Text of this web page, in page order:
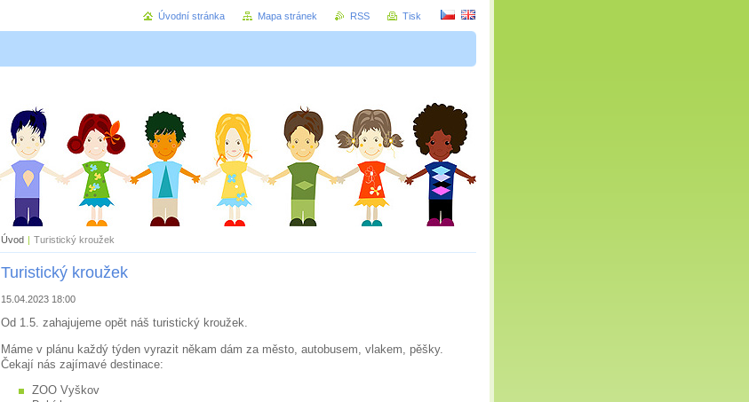
Úvod | Turistický kroužek
Turistický kroužek
15.04.2023 18:00
Od 1.5. zahajujeme opět náš turistický kroužek.
Máme v plánu každý týden vyrazit někam dám za město, autobusem, vlakem, pěšky.
Čekají nás zajímavé destinace:
ZOO Vyškov
Úvodní stránka Mapa stránek RSS Tisk